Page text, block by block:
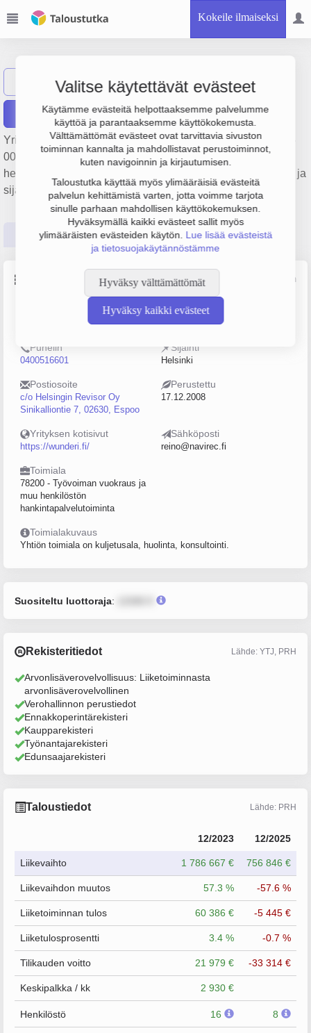
Kokeile ilmaiseksi
Valitse käytettävät evästeet
Käytämme evästeitä helpottaaksemme palvelumme
käyttöä ja parantaaksemme käyttökokemusta.
Välttämättömät evästeet ovat tarvittavia sivuston
toiminnan kannalta ja mahdollistavat perustoiminnot,
kuten navigoinnin ja kirjautumisen.
Taloustutka käyttää myös ylimääräisiä evästeitä
palvelun kehittämistä varten, jotta voimme tarjota
sinulle parhaan mahdollisen käyttökokemuksen.
Hyväksymällä kaikki evästeet sallit myös
ylimääräisten evästeiden käytön. Lue lisää evästeistä
ja tietosuojakäytännöstämme
Hyväksy välttämättömät
Hyväksy kaikki evästeet
Näytä haku WUNDERI OY
Raportit
Yrityksen WUNDERI OY liikevaihto on 757 000 € ja tulos -5
000 €. Sen päätoimiala on Työvoiman vuokraus ja muu
henkilöstön hankintapalvelutoiminta, perustamisvuosi 2008 ja
sijainti Helsinki. Yrityksen yhtiömuoto Osakeyhtiö (OY).
Perustiedot Tilinpäätösluvut Päättäjätiedot
Lähde: YTJ, PRH, Traficom
Henkilöstömäärä
5–9
Puhelin
0400516601
Sijainti
Helsinki
Postiosoite
c/o Helsingin Revisor Oy
Sinikalliontie 7, 02630, Espoo
Perustettu
17.12.2008
Yrityksen kotisivut
https://wunderi.fi/
Sähköposti
reino@navirec.fi
Toimiala
78200 - Työvoiman vuokraus ja
muu henkilöstön
hankintapalvelutoiminta
Toimialakuvaus
Yhtiön toimiala on kuljetusala, huolinta, konsultointi.
Suositeltu luottoraja:
Rekisteritiedot Lähde: YTJ, PRH
Arvonlisäverovelvollisuus: Liiketoiminnasta
arvonlisäverovelvollinen
Verohallinnon perustiedot
Ennakkoperintärekisteri
Kaupparekisteri
Työnantajarekisteri
Edunsaajarekisteri
Taloustiedot Lähde: PRH
12/2023 12/2025
Liikevaihto 1 786 667 € 756 846 €
Liikevaihdon muutos 57.3 % -57.6 %
Liiketoiminnan tulos 60 386 € -5 445 €
Liiketulosprosentti 3.4 % -0.7 %
Tilikauden voitto 21 979 € -33 314 €
Keskipalkka / kk 2 930 €
Henkilöstö 16 8